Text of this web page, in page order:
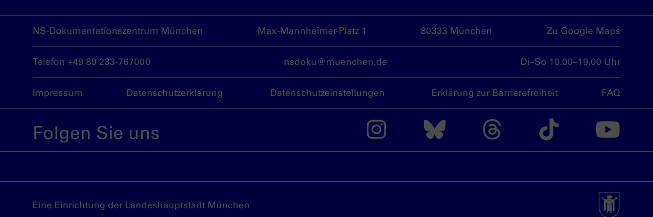
NS-Dokumentationszentrum München Max-Mannheimer-Platz 1 80333 München Zu Google Maps
Telefon +49 89 233-767000 nsdoku@muenchen.de Di–So 10.00–19.00 Uhr
Impressum Datenschutzerklärung Datenschutzeinstellungen Erklärung zur Barrierefreiheit FAQ
Folgen Sie uns Das nsdoku München
Das nsdokuDas nsdoku
Das
Eine Einrichtung der Landeshauptstadt München